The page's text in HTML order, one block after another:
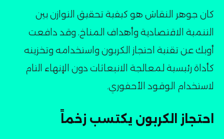
كان جوهر النقاش هو كيفية تحقيق التوازن بين
التنمية الاقتصادية وأهداف المناخ. وقد دافعت
أوبك عن تقنية احتجاز الكربون واستخدامه وتخزينه
كأداة رئيسية لمعالجة الانبعاثات دون الإنهاء التام
لاستخدام الوقود الأحفوري۔
احتجاز الكربون يكتسب زخماً